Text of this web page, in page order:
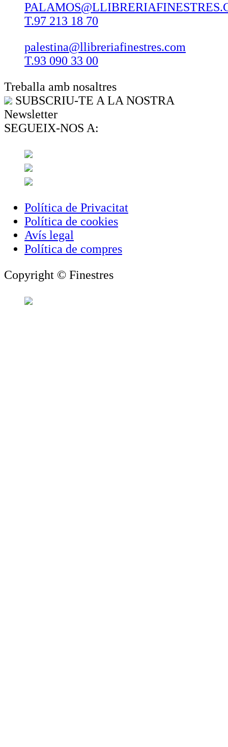
T.97 213 18 70
palestina@llibreriafinestres.com
T.93 090 33 00
Treballa amb nosaltres
SUBSCRIU-TE A LA NOSTRA
Newsletter
SEGUEIX-NOS A:
Política de Privacitat
Política de cookies
Avís legal
Política de compres
Copyright © Finestres